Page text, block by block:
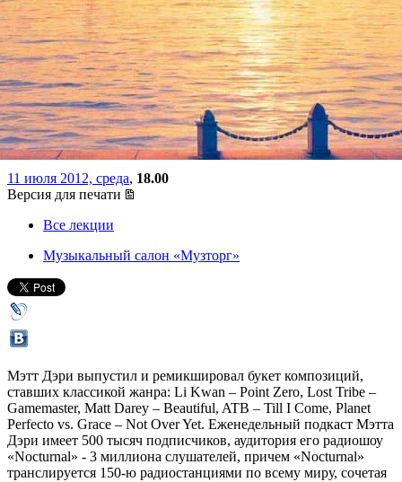
Встреча с Мэттом Дэри,
легендарным ди-джеем,
одним из основателей
трансовой сцены
11 июля 2012, среда, 18.00
Версия для печати
Все лекции
Музыкальный салон «Музторг»
Мэтт Дэри выпустил и ремикшировал букет композиций,
ставших классикой жанра: Li Kwan – Point Zero, Lost Tribe –
Gamemaster, Matt Darey – Beautiful, ATB – Till I Come, Planet
Perfecto vs. Grace – Not Over Yet. Еженедельный подкаст Мэтта
Дэри имеет 500 тысяч подписчиков, аудитория его радиошоу
«Nocturnal» - 3 миллиона слушателей, причем «Nocturnal»
транслируется 150-ю радиостанциями по всему миру, сочетая